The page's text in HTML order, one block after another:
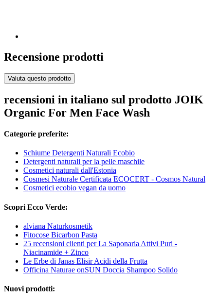
Recensione prodotti
Valuta questo prodotto
recensioni in italiano sul prodotto JOIK
Organic For Men Face Wash
Categorie preferite:
Schiume Detergenti Naturali Ecobio
Detergenti naturali per la pelle maschile
Cosmetici naturali dall'Estonia
Cosmesi Naturale Certificata ECOCERT - Cosmos Natural
Cosmetici ecobio vegan da uomo
Scopri Ecco Verde:
alviana Naturkosmetik
Fitocose Bicarbon Pasta
25 recensioni clienti per La Saponaria Attivi Puri -
Niacinamide + Zinco
Le Erbe di Janas Elisir Acidi della Frutta
Officina Naturae onSUN Doccia Shampoo Solido
Nuovi prodotti: